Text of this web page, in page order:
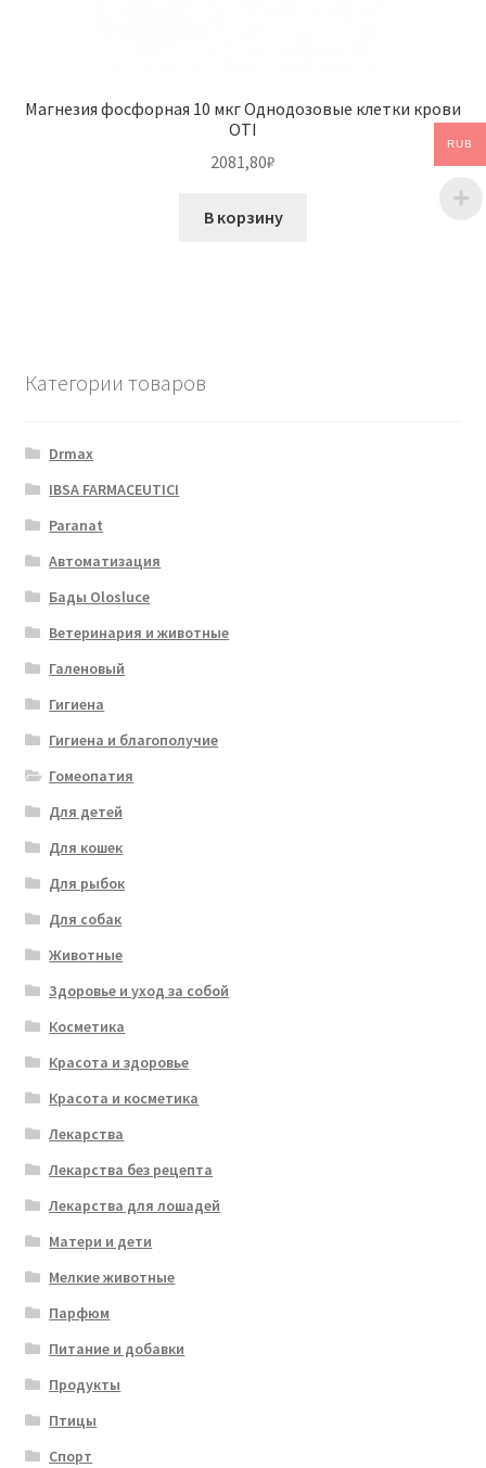
Магнезия фосфорная 10 мкг Однодозовые клетки крови
OTI
2081,80₽
В корзину
Категории товаров
Drmax
IBSA FARMACEUTICI
Paranat
Автоматизация
Бады Olosluce
Ветеринария и животные
Галеновый
Гигиена
Гигиена и благополучие
Гомеопатия
Для детей
Для кошек
Для рыбок
Для собак
Животные
Здоровье и уход за собой
Косметика
Красота и здоровье
Красота и косметика
Лекарства
Лекарства без рецепта
Лекарства для лошадей
Матери и дети
Мелкие животные
Парфюм
Питание и добавки
Продукты
Птицы
Спорт
RUB